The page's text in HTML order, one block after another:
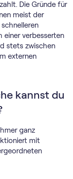
Die Gründe für
meist der
schnelleren
einer verbesserten
stets zwischen
externen
kannst du
ganz
mit